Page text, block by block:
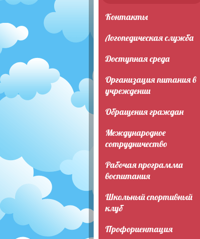
Контакты
Логопедическая служба
Доступная среда
Организация питания в
учреждении
Обращения граждан
Международное
сотрудничество
Рабочая программа
воспитания
Школьный спортивный
клуб
Профориентация